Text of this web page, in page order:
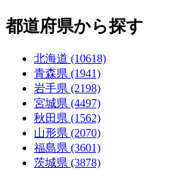
都道府県から探す
北海道 (10618)
青森県 (1941)
岩手県 (2198)
宮城県 (4497)
秋田県 (1562)
山形県 (2070)
福島県 (3601)
茨城県 (3878)